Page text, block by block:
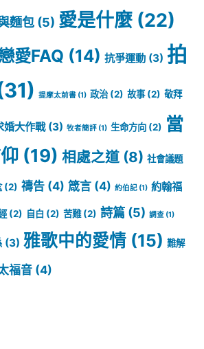
麵包 (5) 愛是什麼 (22)
愛FAQ (14) 抗爭運動 (3) 拍
提摩太前書 (1) 政治(2) 故事(2) 敬拜
婚大作戰(3) 牧者簡評 (1) 生命方向 (2) 當
(19) 相處之道 (8) 社會議題
(2) 禱告 (4) 箴言 (4) 約伯記 (1) 約翰福
(2) 自白 (2) 苦難(2) 詩篇 (5) 調查 (1)
(3) 雅歌中的愛情 (15) 難解
福音 (4)